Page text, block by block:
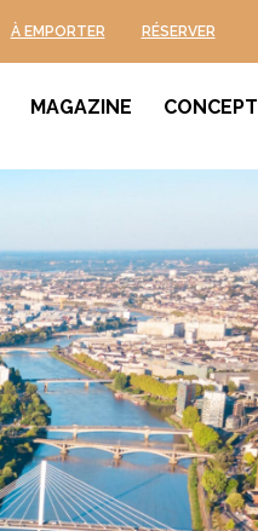
À EMPORTER RÉSERVER
MAGAZINE CONCEPT